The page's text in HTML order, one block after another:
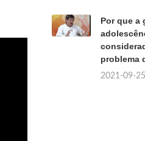
Por que a
problema
2021-09-25